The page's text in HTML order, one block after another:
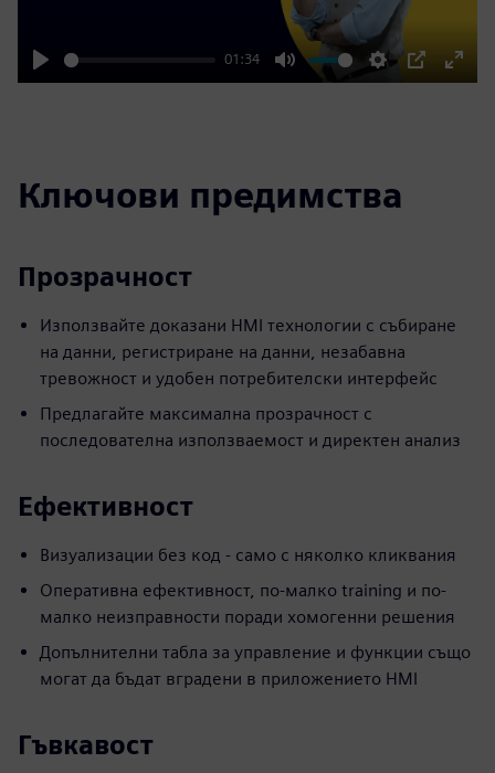
Play
01:34
Mute Settings
PIP
Enter
Ключови предимства
Прозрачност
Използвайте доказани HMI технологии с събиране
на данни, регистриране на данни, незабавна
тревожност и удобен потребителски интерфейс
Предлагайте максимална прозрачност с
последователна използваемост и директен анализ
Ефективност
Визуализации без код - само с няколко кликвания
Оперативна ефективност, по-малко training и по-
малко неизправности поради хомогенни решения
Допълнителни табла за управление и функции също
могат да бъдат вградени в приложението HMI
Гъвкавост